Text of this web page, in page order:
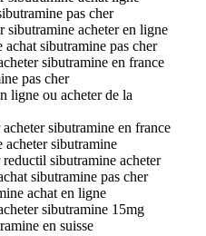
pas cher
sibutramine acheter en ligne
sibutramine pas cher
sibutramine en france
pas cher
ligne ou acheter de la
sibutramine en france
acheter sibutramine
sibutramine acheter
sibutramine pas cher
achat en ligne
sibutramine 15mg
en suisse